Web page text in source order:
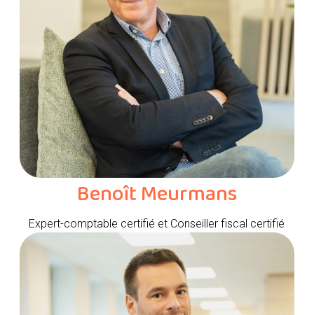
Benoît Meurmans
Expert-comptable certifié et Conseiller fiscal certifié